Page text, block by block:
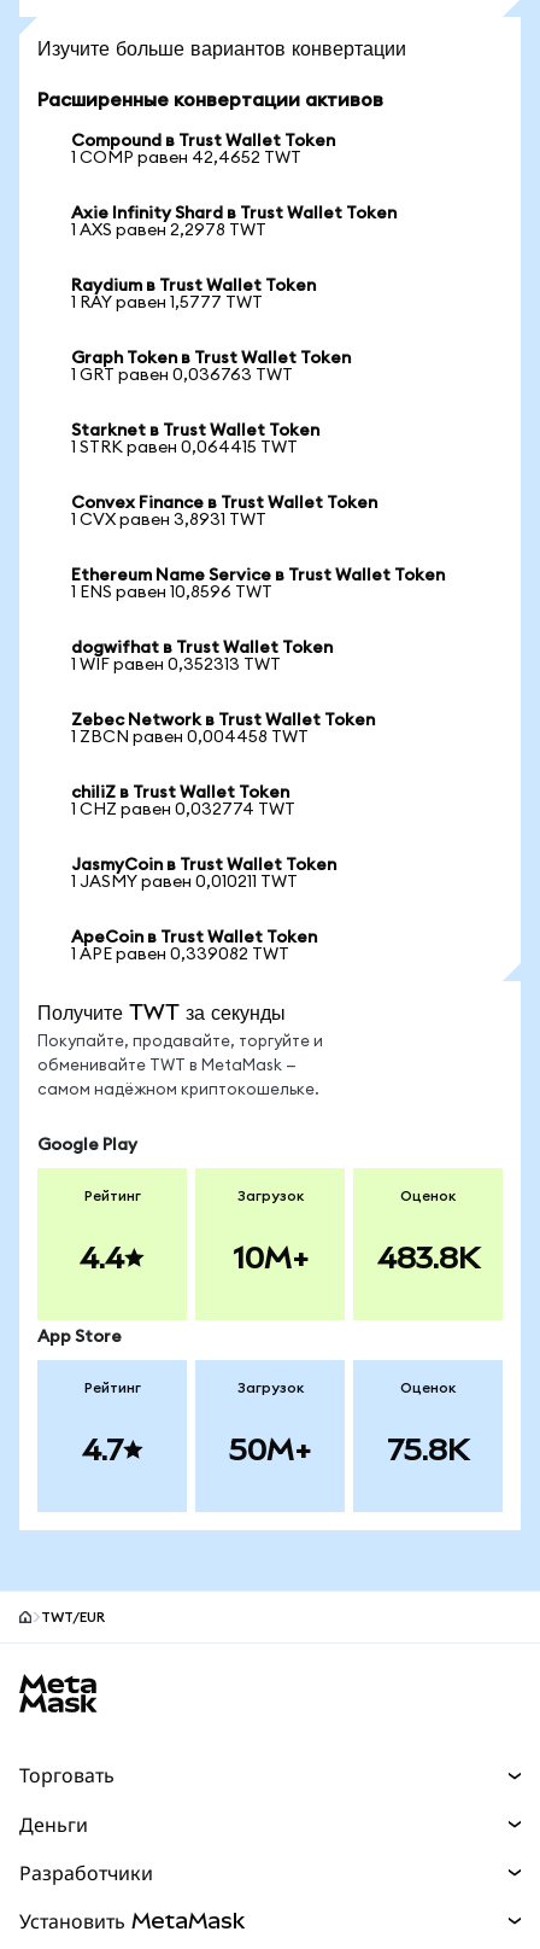
Изучите больше вариантов конвертации
Расширенные конвертации активов
Compound в Trust Wallet Token
1 COMP равен 42,4652 TWT
Axie Infinity Shard в Trust Wallet Token
1 AXS равен 2,2978 TWT
Raydium в Trust Wallet Token
1 RAY равен 1,5777 TWT
Graph Token в Trust Wallet Token
1 GRT равен 0,036763 TWT
Starknet в Trust Wallet Token
1 STRK равен 0,064415 TWT
Convex Finance в Trust Wallet Token
1 CVX равен 3,8931 TWT
Ethereum Name Service в Trust Wallet Token
1 ENS равен 10,8596 TWT
dogwifhat в Trust Wallet Token
1 WIF равен 0,352313 TWT
Zebec Network в Trust Wallet Token
1 ZBCN равен 0,004458 TWT
chiliZ в Trust Wallet Token
1 CHZ равен 0,032774 TWT
JasmyCoin в Trust Wallet Token
1 JASMY равен 0,010211 TWT
ApeCoin в Trust Wallet Token
1 APE равен 0,339082 TWT
Получите TWT за секунды
Покупайте, продавайте, торгуйте и
обменивайте TWT в MetaMask —
самом надёжном криптокошельке.
Google Play
Рейтинг
4.4
Загрузок
10M+
Оценок
483.8K
App Store
Рейтинг
4.7
Загрузок
50M+
Оценок
75.8K
TWT/EUR
Торговать
Прогнозы
Перпы НОВИНКА
Деньги
mUSD
Разработчики
Установить MetaMask